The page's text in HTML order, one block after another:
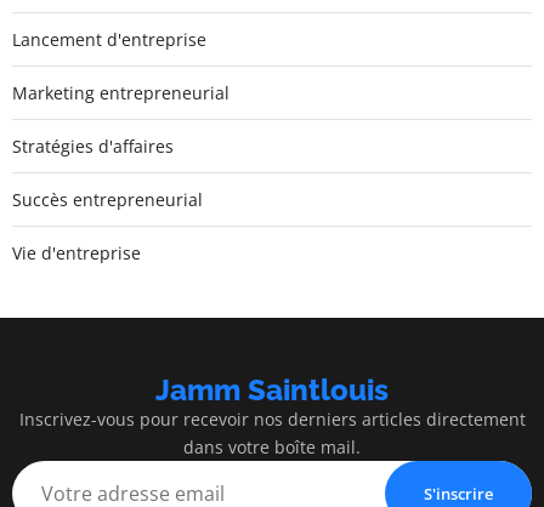
Lancement d'entreprise
Marketing entrepreneurial
Stratégies d'affaires
Succès entrepreneurial
Vie d'entreprise
Jamm Saintlouis
Inscrivez-vous pour recevoir nos derniers articles directement
dans votre boîte mail.
S'inscrire